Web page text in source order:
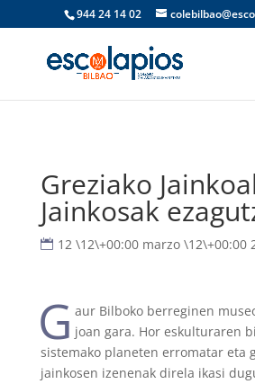
944 24 14 02
Greziako
Jainkosak
12 \12\+00:00 marzo \12\+00:00
G aur Bilboko berreginen
joan gara. Hor eskulturaren
sistemako planeten erromatar eta
jainkosen izenenak direla ikasi